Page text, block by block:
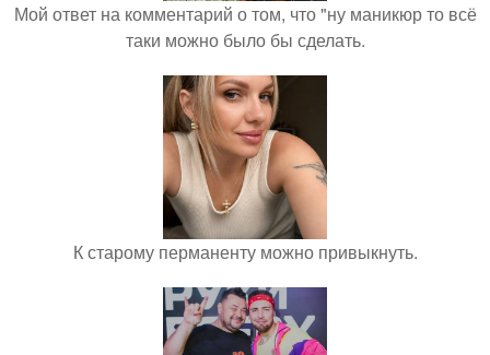
Мой ответ на комментарий о том, что "ну маникюр то всё
таки можно было бы сделать.
К старому перманенту можно привыкнуть.